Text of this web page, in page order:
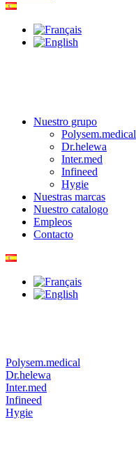
Nuestro grupo
Polysem.medical
Dr.helewa
Inter.med
Infineed
Hygie
Nuestras marcas
Nuestro catalogo
Empleos
Contacto
Polysem.medical
Dr.helewa
Inter.med
Infineed
Hygie